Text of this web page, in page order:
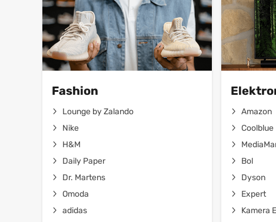
Fashion
Lounge by Zalando
Nike
H&M
Daily Paper
Dr. Martens
Omoda
adidas
Amazon
Coolblue
Bol
Dyson
Expert
Kamera